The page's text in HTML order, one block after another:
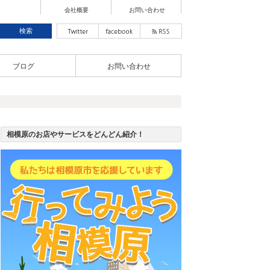
会社概要 お問い合わせ
ブログ お問い合わせ
相模原のお店やサービスをどんどん紹介！